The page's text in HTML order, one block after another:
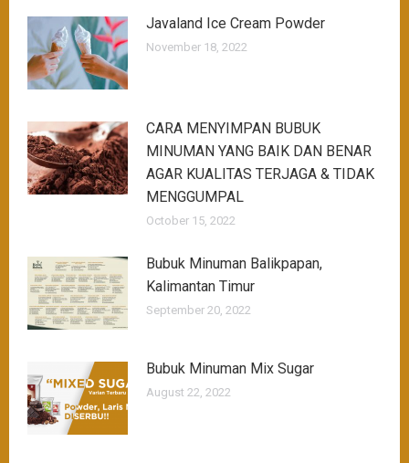
Javaland Ice Cream Powder
November 18, 2022
CARA MENYIMPAN BUBUK
MINUMAN YANG BAIK DAN BENAR
AGAR KUALITAS TERJAGA & TIDAK
MENGGUMPAL
October 15, 2022
Bubuk Minuman Balikpapan,
Kalimantan Timur
September 20, 2022
Bubuk Minuman Mix Sugar
August 22, 2022